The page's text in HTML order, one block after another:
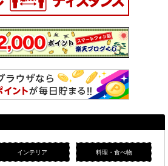
インテリア 料理・食べ物